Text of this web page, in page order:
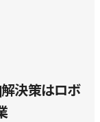
決策はロボ